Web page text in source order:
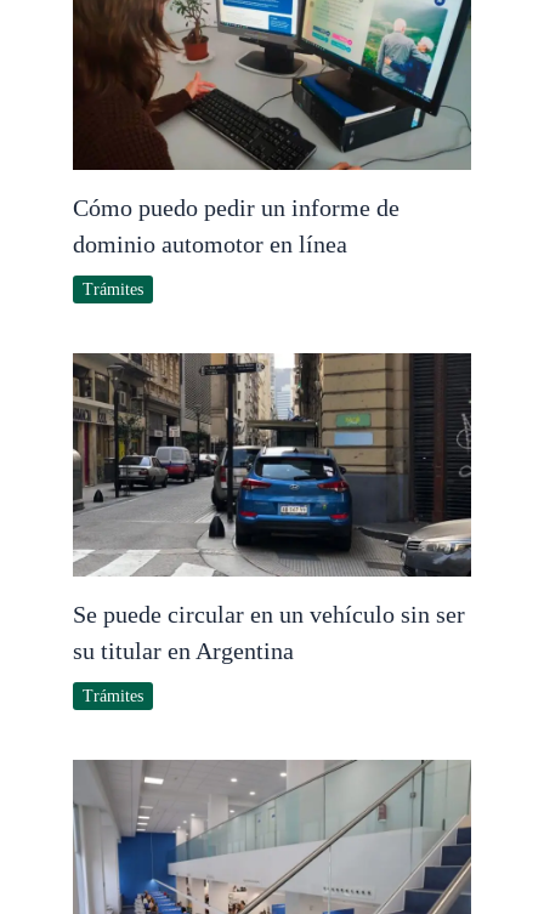
Cómo puedo pedir un informe de
dominio automotor en línea
Trámites
Se puede circular en un vehículo sin ser
su titular en Argentina
Trámites